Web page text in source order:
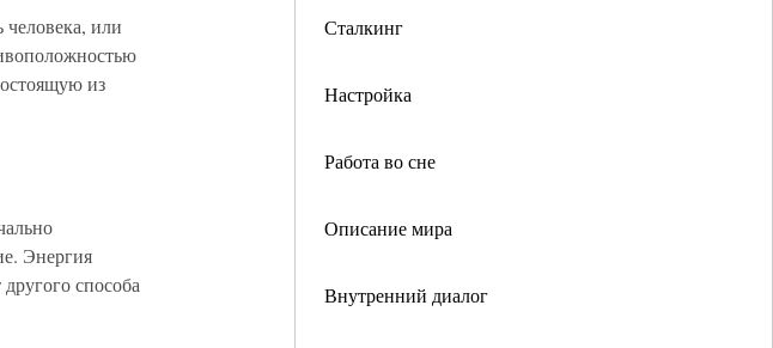
Сталкинг
Настройка
Работа во сне
Описание мира
Внутренний диалог
или
из
Энергия
способа